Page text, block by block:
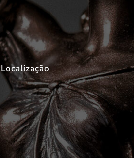
Localização